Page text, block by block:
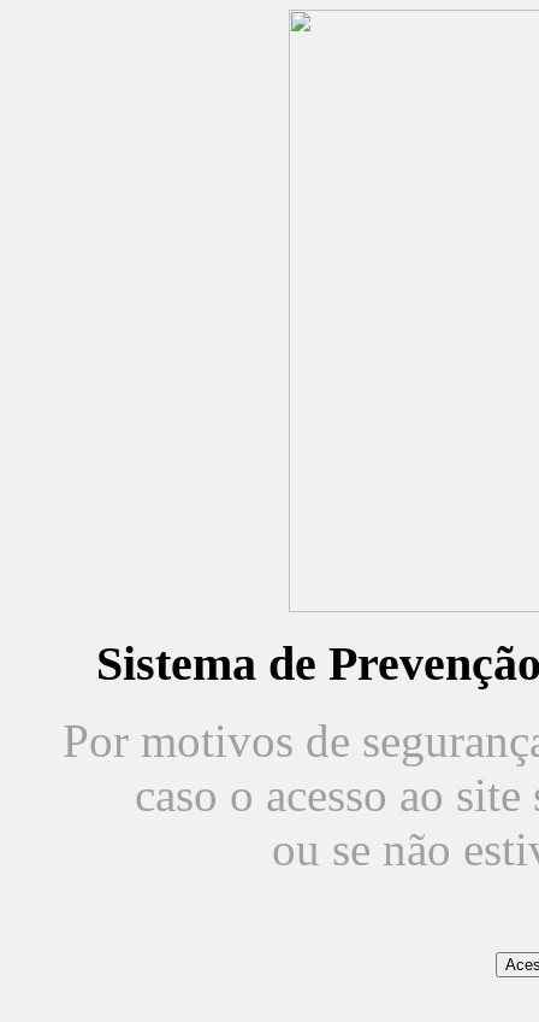
Sistema de
Por motivos de
caso o acesso ao
ou se não